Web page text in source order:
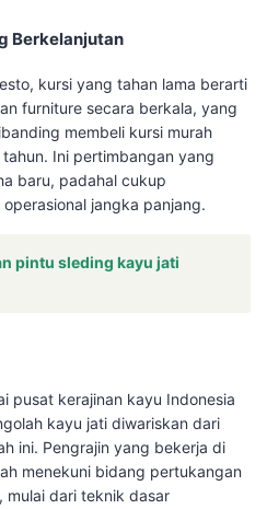
Berkelanjutan
kursi yang tahan lama berarti
furniture secara berkala, yang
membeli kursi murah
Ini pertimbangan yang
baru, padahal cukup
jangka panjang.
pintu sleding kayu jati
pusat kerajinan kayu Indonesia
kayu jati diwariskan dari
ini. Pengrajin yang bekerja di
menekuni bidang pertukangan
mulai dari teknik dasar